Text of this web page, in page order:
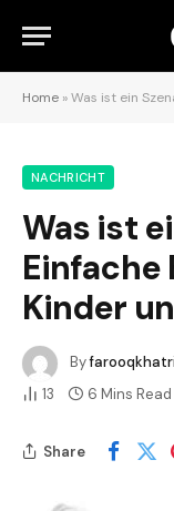
Home »Was ist ein
NACHRICHT
Was ist
Einfache
Kinder
By
13
6 Mins Read
Share